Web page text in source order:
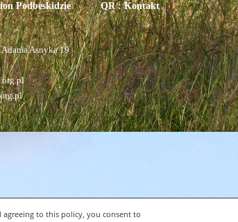
agreeing to this policy, you consent to
Podbeskidzie
Asnyka 19
QR : Kontakt